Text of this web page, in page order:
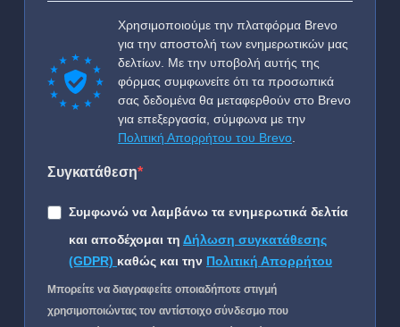
Χρησιμοποιούμε την πλατφόρμα Brevo
για την αποστολή των ενημερωτικών μας
δελτίων. Με την υποβολή αυτής της
φόρμας συμφωνείτε ότι τα προσωπικά
σας δεδομένα θα μεταφερθούν στο Brevo
για επεξεργασία, σύμφωνα με την
Πολιτική Απορρήτου του Brevo
Συγκατάθεση
Συμφωνώ να λαμβάνω τα ενημερωτικά δελτία
και αποδέχομαι τη Δήλωση συγκατάθεσης
(GDPR) καθώς και την Πολιτική Απορρήτου
Μπορείτε να διαγραφείτε οποιαδήποτε στιγμή
χρησιμοποιώντας τον αντίστοιχο σύνδεσμο που